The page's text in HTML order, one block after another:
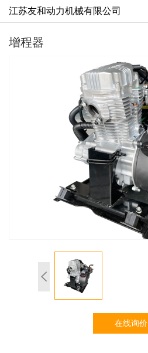
江苏友和动力机械有限公司
增程器
在线询价